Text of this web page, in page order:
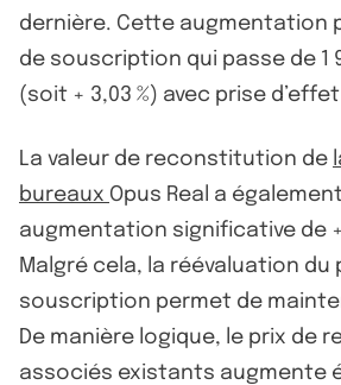
dernière. Cette augmentation
de souscription qui passe de 1
(soit + 3,03 %) avec prise
La valeur de reconstitution de
bureaux Opus Real a
augmentation significative de
Malgré cela, la réévaluation du
souscription permet de
De manière logique, le prix de
associés existants augmente